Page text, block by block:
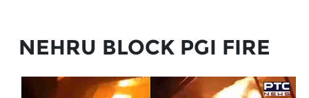
NEHRU BLOCK PGI FIRE